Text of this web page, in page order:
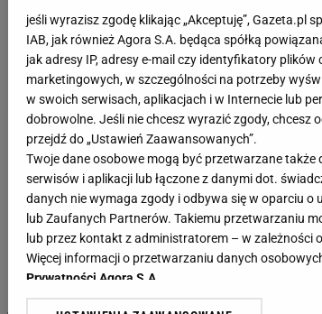
jeśli wyrazisz zgodę klikając „Akceptuję”, Gazeta.pl
IAB, jak również Agora S.A. będąca spółką
jak adresy IP, adresy e-mail czy identyfikatory
marketingowych, w szczególności na potrzeby
w swoich serwisach, aplikacjach i w Internecie lub
dobrowolne. Jeśli nie chcesz wyrazić zgody, chcesz
przejdź do „Ustawień Zaawansowanych”.
Twoje dane osobowe mogą być przetwarzane
serwisów i aplikacji lub łączone z danymi dot.
danych nie wymaga zgody i odbywa się w oparciu o
lub Zaufanych Partnerów. Takiemu przetwarzaniu
lub przez kontakt z administratorem – w zależności
Więcej informacji o przetwarzaniu danych
Prywatności Agora S.A.